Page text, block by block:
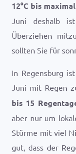
12°C bis maximal
Juni deshalb
Überziehen
sollten Sie für
In Regensburg
Juni mit Regen
bis 15
aber nur um
Stürme mit viel
gut, dass der